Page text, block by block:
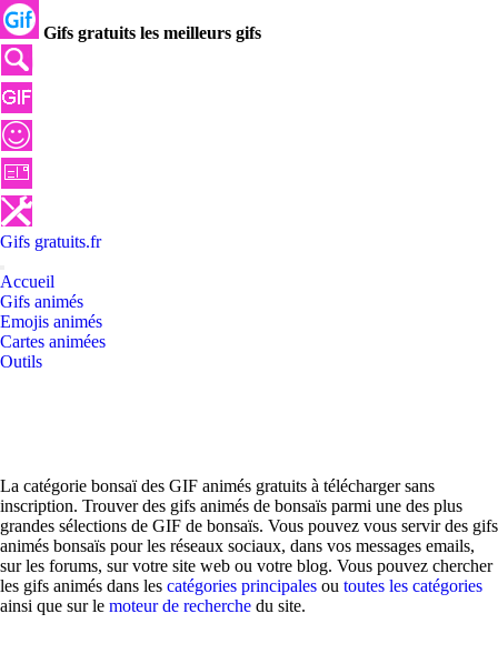
Gifs gratuits les meilleurs gifs
Gifs gratuits.fr
Accueil
Gifs animés
Emojis animés
Cartes animées
Outils
La catégorie bonsaï des GIF animés gratuits à télécharger sans
inscription. Trouver des gifs animés de bonsaïs parmi une des plus
grandes sélections de GIF de bonsaïs. Vous pouvez vous servir des gifs
animés bonsaïs pour les réseaux sociaux, dans vos messages emails,
sur les forums, sur votre site web ou votre blog. Vous pouvez chercher
les gifs animés dans les catégories principales ou toutes les catégories
ainsi que sur le moteur de recherche du site.